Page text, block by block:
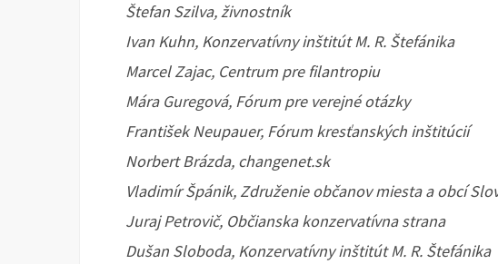
Štefan Szilva, živnostník
Ivan Kuhn, Konzervatívny inštitút M. R. Štefánika
Marcel Zajac, Centrum pre filantropiu
Mára Guregová, Fórum pre verejné otázky
František Neupauer, Fórum kresťanských inštitúcií
Norbert Brázda, changenet.sk
Vladimír Špánik, Združenie občanov miesta a obcí
Juraj Petrovič, Občianska konzervatívna strana
Dušan Sloboda, Konzervatívny inštitút M. R. Štefánika